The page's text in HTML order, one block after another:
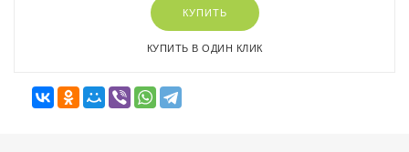
КУПИТЬ
КУПИТЬ В ОДИН КЛИК